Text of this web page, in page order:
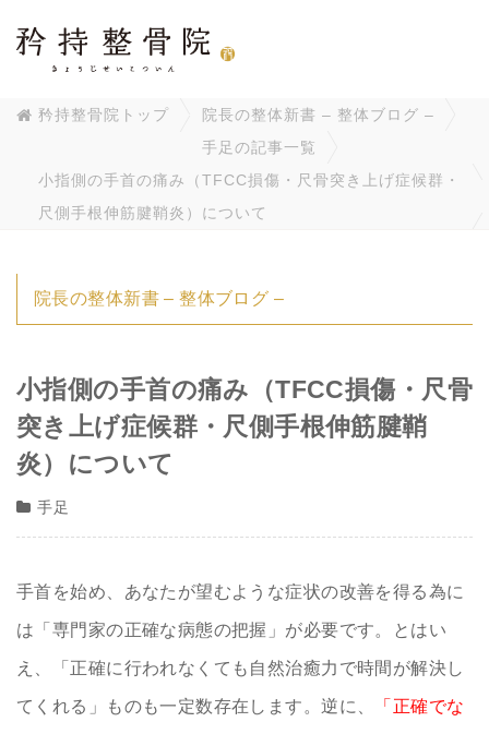
矜持整骨院トップ
院長の整体新書 – 整体ブログ –
手足の記事一覧
小指側の手首の痛み（TFCC損傷・尺骨突き上げ症候群・
尺側手根伸筋腱鞘炎）について
院長の整体新書 – 整体ブログ –
小指側の手首の痛み（TFCC損傷・尺骨
突き上げ症候群・尺側手根伸筋腱鞘
炎）について
手足
手首を始め、あなたが望むような症状の改善を得る為に
は「専門家の正確な病態の把握」が必要です。とはい
え、「正確に行われなくても自然治癒力で時間が解決し
てくれる」ものも一定数存在します。逆に、 「正確でな